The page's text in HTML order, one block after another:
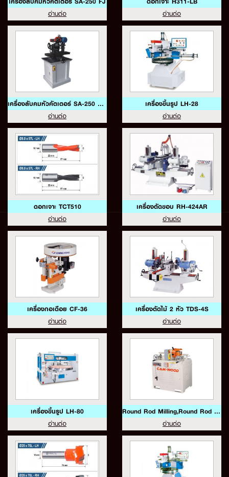
อ่านต่อ อ่านต่อ
เครื่องลับคมหัวคัตเตอร์ SA-250 FJ H
อ่านต่อ
เครื่องขึ้นรูป LH-28
อ่านต่อ
ดอกเจาะ TCT510
อ่านต่อ
เครื่องตัดขอบ RH-424AR
อ่านต่อ
เครื่องกอเดือย CF-36
อ่านต่อ
เครื่องตัดไม้ 2 หัว TDS-4S
อ่านต่อ
เครื่องขึ้นรูป LH-80
อ่านต่อ
Round Rod Milling,Round Rod Sanding CF-60,CF-80
อ่านต่อ